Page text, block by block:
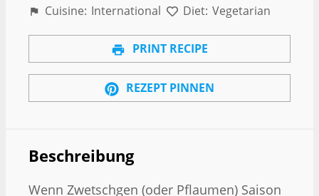
Cuisine: International Diet: Vegetarian
PRINT RECIPE
REZEPT PINNEN
Beschreibung
Wenn Zwetschgen (oder Pflaumen) Saison